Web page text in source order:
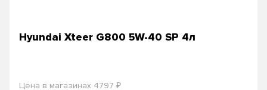
Hyundai Xteer G800 5W-40 SP 4л
Цена в магазинах 4797 ₽